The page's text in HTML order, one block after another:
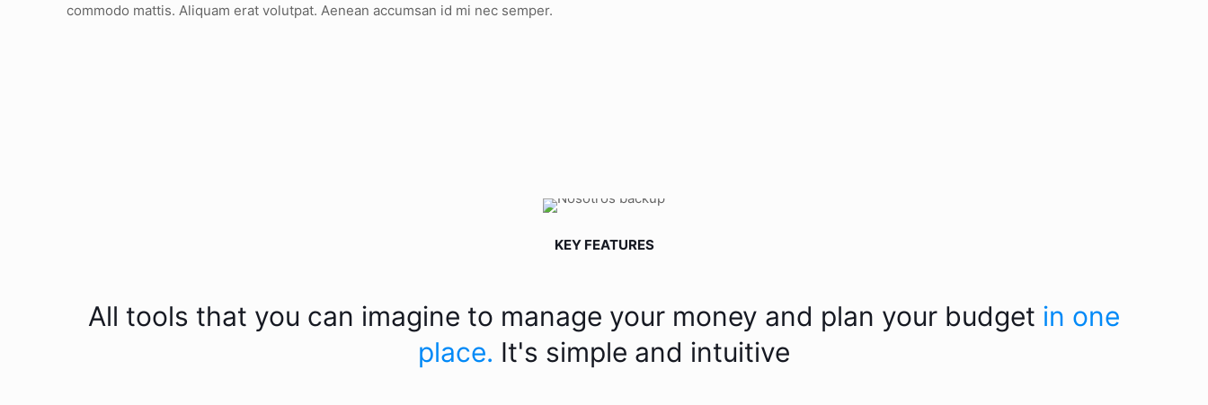
commodo mattis. Aliquam erat volutpat. Aenean accumsan id mi nec semper.
KEY FEATURES
All tools that you can imagine to manage your money and plan your budget in one
place. It's simple and intuitive